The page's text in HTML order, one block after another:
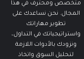
متخصص ومحترف في هذا
المجال. نحن نساعدك على
تطوير مهاراتك
واستراتيجياتك في التداول،
ونزودك بالأدوات اللازمة
لتحليل السوق واتخاذ